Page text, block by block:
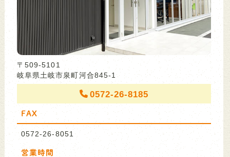
〒509-5101
岐阜県土岐市泉町河合845-1
0572-26-8185
FAX
0572-26-8051
営業時間